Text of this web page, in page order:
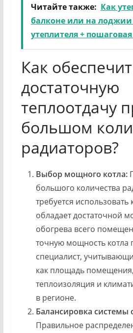
Читайте также: Как
балконе или на
утеплителя +
Как
достаточную
теплоотдачу
большом
радиаторов?
Выбор мощного котла:
большого количества
требуется использовать
обладает достаточной
обогрева всего
точную мощность котла
специалист,
как площадь
теплоизоляция и
в регионе.
Балансировка системы
Правильное